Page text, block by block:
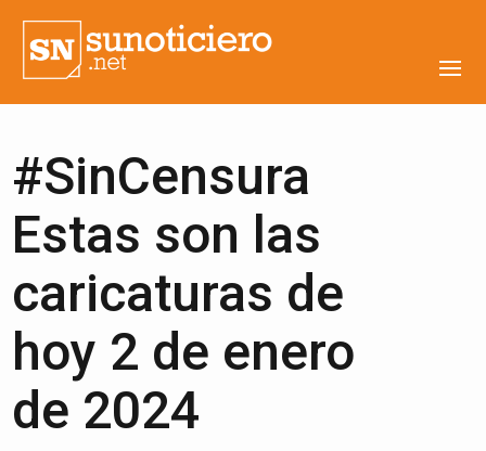
#SinCensura
Estas son las
caricaturas de
hoy 2 de enero
de 2024